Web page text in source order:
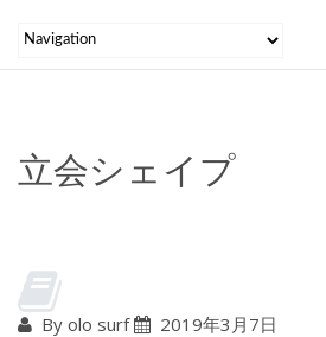
立会シェイプ
By olo surf
2019年3月7日